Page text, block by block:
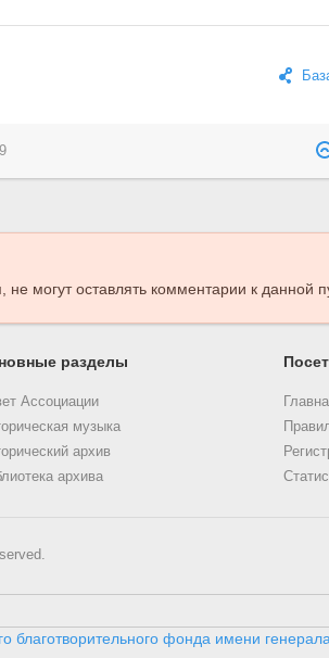
, не могут оставлять комментарии к данной
разделы
Ассоциации
музыка
архив
архива